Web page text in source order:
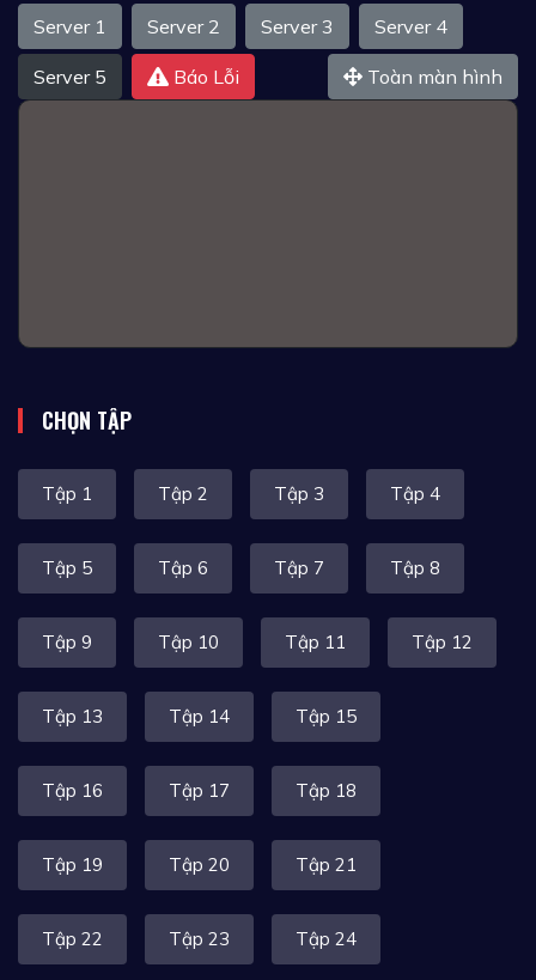
Server 1 Server 2 Server 3 Server 4
Server 5 Báo Lỗi Toàn màn hình
CHỌN TẬP
Tập 1 Tập 2 Tập 3 Tập 4
Tập 5 Tập 6 Tập 7 Tập 8
Tập 9 Tập 10 Tập 11 Tập 12
Tập 13 Tập 14 Tập 15
Tập 16 Tập 17 Tập 18
Tập 19 Tập 20 Tập 21
Tập 22 Tập 23 Tập 24